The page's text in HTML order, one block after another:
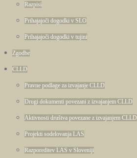
Razpisi
Prihajajoči dogodki v SLO
Prihajajoči dogodki v tujini
Zgodbe
CLLD
Pravne podlage za izvajanje CLLD
Drugi dokumenti povezani z izvajanjem CLLD
Aktivnosti društva povezane z izvajanjem CLLD
Projekti sodelovanja LAS
Razporeditev LAS v Sloveniji